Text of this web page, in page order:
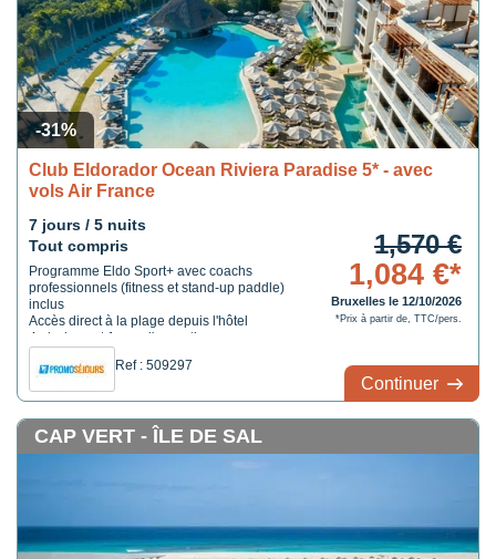
-31%
Club Eldorador Ocean Riviera Paradise 5* - avec
vols Air France
7 jours / 5 nuits
Tout compris
Programme Eldo Sport+ avec coachs
professionnels (fitness et stand-up paddle)
inclus
Accès direct à la plage depuis l'hôtel
4 piscines et 1 spa d'exception
Ref : 509297
1,570 €
1,084 €*
Bruxelles le 12/10/2026
*Prix à partir de, TTC/pers.
Continuer
CAP VERT - ÎLE DE SAL